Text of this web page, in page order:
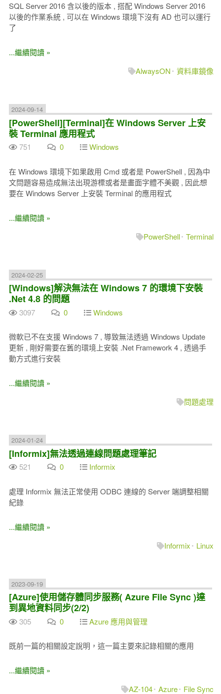
SQL Server 2016 含以後的版本 , 搭配 Windows Server 2016
以後的作業系統 , 可以在 Windows 環境下沒有 AD 也可以運行
了
...繼續閱讀 »
AlwaysON
資料庫鏡像
2024-09-14
[PowerShell][Terminal]在 Windows Server 上安
裝 Terminal 應用程式
751 0 Windows
在 Windows 環境下如果啟用 Cmd 或者是 PowerShell , 因為中
文問題容易造成無法出現游標或者是畫面字體不美觀 , 因此想
要在 Windows Server 上安裝 Terminal 的應用程式
...繼續閱讀 »
PowerShell Terminal
2024-02-25
[Windows]解決無法在 Windows 7 的環境下安裝
.Net 4.8 的問題
3097 0 Windows
微軟已不在支援 Windows 7 , 導致無法透過 Windows Update
更新 , 剛好需要在舊的環境上安裝 .Net Framework 4 , 透過手
動方式進行安裝
...繼續閱讀 »
問題處理
2024-01-24
[Informix]無法透過連線問題處理筆記
521 0 Informix
處理 Informix 無法正常使用 ODBC 連線的 Server 端調整相關
紀錄
...繼續閱讀 »
Informix
Linux
2023-09-19
[Azure]使用儲存體同步服務( Azure File Sync )達
到異地資料同步(2/2)
305 0 Azure 應用與管理
既前一篇的相關設定說明，這一篇主要來記錄相關的應用
...繼續閱讀 »
AZ-104 Azure File Sync